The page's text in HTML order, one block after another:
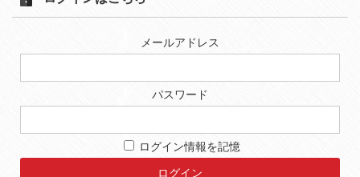
メールアドレス
パスワード
ログイン情報を記憶